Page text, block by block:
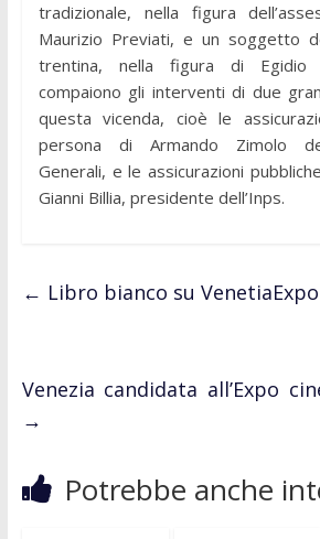
tradizionale, nella figura
Maurizio Previati, e un soggetto
trentina, nella figura di Egidio
compaiono gli interventi di due
questa vicenda, cioè le
persona di Armando Zimolo
Generali, e le assicurazioni
Gianni Billia, presidente dell’Inps.
← Libro bianco su
Venezia candidata all’Expo
→
Potrebbe anche